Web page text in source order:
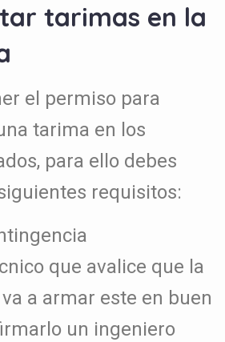
tarimas en la
el permiso para
tarima en los
para ello debes
requisitos:
que avalice que la
a armar este en buen
un ingeniero